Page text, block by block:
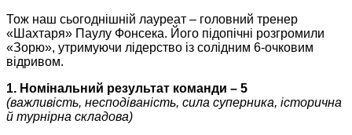
Тож наш сьогоднішній лауреат – головний тренер
«Шахтаря» Паулу Фонсека. Його підопічні розгромили
«Зорю», утримуючи лідерство із солідним 6-очковим
відривом.
1. Номінальний результат команди – 5
(важливість, несподіваність, сила суперника, історична
й турнірна складова)